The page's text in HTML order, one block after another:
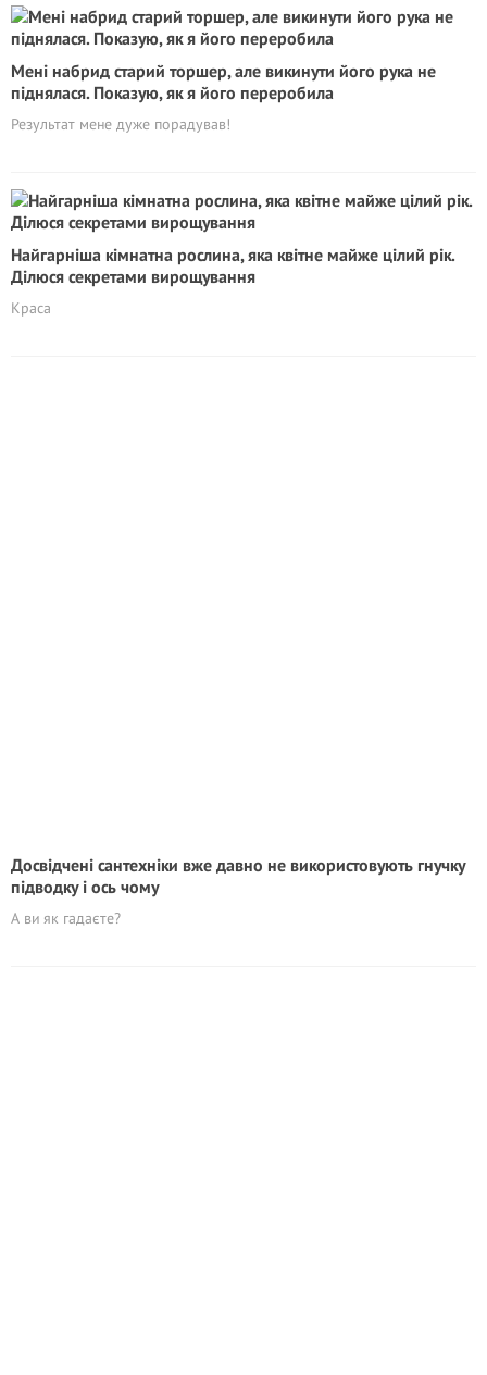
Мені набрид старий торшер, але викинути його рука не
піднялася. Показую, як я його переробила
Результат мене дуже порадував!
Найгарніша кімнатна рослина, яка квітне майже цілий рік.
Ділюся секретами вирощування
Краса
Досвідчені сантехніки вже давно не використовують гнучку
підводку і ось чому
А ви як гадаєте?